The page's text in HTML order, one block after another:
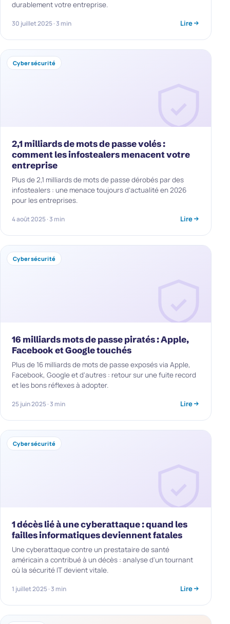
durablement votre entreprise.
30 juillet 2025 · 3 min Lire
Cybersécurité
2,1 milliards de mots de passe volés :
comment les infostealers menacent votre
entreprise
Plus de 2,1 milliards de mots de passe dérobés par des
infostealers : une menace toujours d’actualité en 2026
pour les entreprises.
4 août 2025 · 3 min Lire
Cybersécurité
16 milliards mots de passe piratés : Apple,
Facebook et Google touchés
Plus de 16 milliards de mots de passe exposés via Apple,
Facebook, Google et d'autres : retour sur une fuite record
et les bons réflexes à adopter.
25 juin 2025 · 3 min Lire
Cybersécurité
1 décès lié à une cyberattaque : quand les
failles informatiques deviennent fatales
Une cyberattaque contre un prestataire de santé
américain a contribué à un décès : analyse d'un tournant
où la sécurité IT devient vitale.
1 juillet 2025 · 3 min Lire